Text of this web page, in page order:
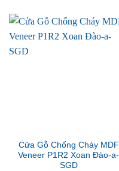
Cửa Gỗ Chống Cháy MDF
Veneer P1R2 Xoan Đào-a-
SGD